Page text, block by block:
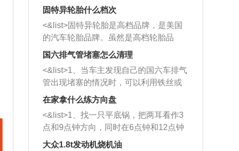
固特异轮胎什么档次
<&list>固特异轮胎是高档品牌，是美国
的汽车轮胎品牌。虽然是高档轮胎品
牌，但是中高低端的轮胎都有生产，这
也是为了更好的开拓市场。
国六排气管堵塞怎么清理
<&list>1、当车主发现自己的国六车排气
管出现堵塞的情况时，可以利用铁丝或
者是细棍，直接将杂物给取出来，如果
堵塞情况比较严重，也可以采取应急措
施。 <&list>2、直接利用木棍将所有的
杂物推到排气管里面的位置处，然后将
三元催化器拆解开，就可以将堵塞的东
在家拿什么练方向盘
<&list>1、找一只平底锅，把两耳看作3
点和9点钟方向，同时在6点钟和12点钟
方向做一个标记。 <&list>2、双手握住
大众1.8t发动机烧机油